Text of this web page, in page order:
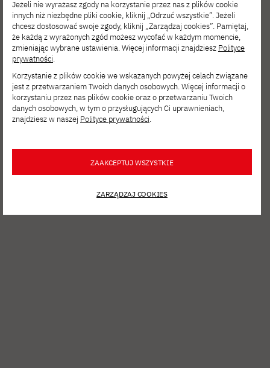
most known projects – World of Tanks and
Dying Light 2
Frank Radecki
Senior Lighting Artist /
Level Artist | Bloober
Jeżeli nie wyrażasz zgody na korzystanie przez nas z plików cookie
innych niż niezbędne pliki cookie, kliknij „Odrzuć wszystkie”. Jeżeli
chcesz dostosować swoje zgody, kliknij „Zarządzaj cookies”. Pamiętaj,
że każdą z wyrażonych zgód możesz wycofać w każdym momencie,
zmieniając wybrane ustawienia. Więcej informacji znajdziesz Polityce
prywatności.
Korzystanie z plików cookie we wskazanych powyżej celach związane
jest z przetwarzaniem Twoich danych osobowych. Więcej informacji o
korzystaniu przez nas plików cookie oraz o przetwarzaniu Twoich
danych osobowych, w tym o przysługujących Ci uprawnieniach,
znajdziesz w naszej Polityce prywatności.
ZAAKCEPTUJ WSZYSTKIE
ZARZĄDZAJ COOKIES